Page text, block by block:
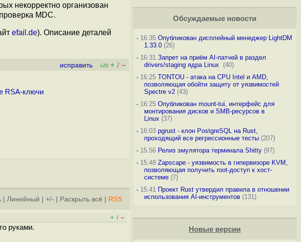
некорректно организован
MDC.
efail.de). Описание деталей
исправить +20 + / –
RSA-ключи
Линейный +/- Раскрыть всё RSS
+ / –
руками.
Обсуждаемые новости
-16:35 Опубликован дисплейный менеджер LightDM
1.33.0(26)
-16:31 Запрет на приём AI-патчей в раздел
drivers/staging ядра Linux
(40)
-16:25 TONTOU - атака на CPU Intel и AMD,
позволяющая обойти защиту от уязвимостей
Spectre v2(43)
-16:25 Опубликован mount-tui, интерфейс для
монтирования дисков и SMB-ресурсов в
Linux (37)
-16:03 pgrust - клон PostgreSQL на Rust,
проходящий все регрессионные тесты(207)
-15:56 Релиз эмулятора терминала Shitty(97)
-15:48 Zapscape - уязвимость в гипервизоре KVM,
позволяющая получить root-доступ к хост-
системе(7)
-15:41 Проект Rust утвердил правила в отношении
использования AI-инструментов(131)
Новые версии